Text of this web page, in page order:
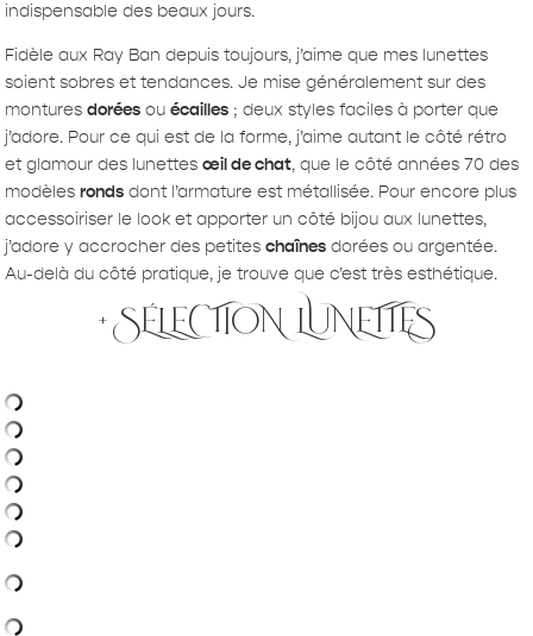
indispensable des beaux jours.
Fidèle aux Ray Ban depuis toujours, j’aime que mes lunettes
soient sobres et tendances. Je mise généralement sur des
monturesdorées ouécailles ; deux styles faciles à porter que
j’adore. Pour ce qui est de la forme, j’aime autant le côté rétro
et glamour des lunettesœil de chat, que le côté années 70 des
modèlesronds dont l’armature est métallisée. Pour encore plus
accessoiriser le look et apporter un côté bijou aux lunettes,
j’adore y accrocher des petiteschaînes dorées ou argentée.
Au-delà du côté pratique, je trouve que c’est très esthétique.
+ SÉLECTION LUNETTES